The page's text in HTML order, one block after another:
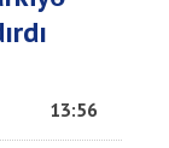
13:56